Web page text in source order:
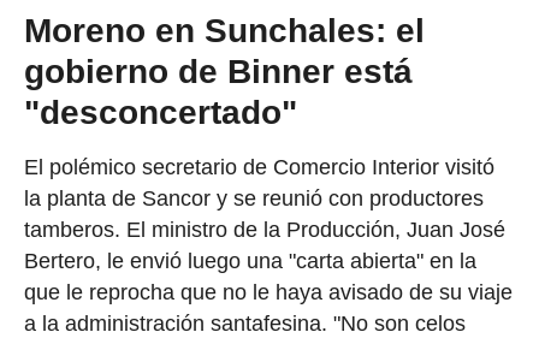
Moreno en Sunchales: el
gobierno de Binner está
"desconcertado"
El polémico secretario de Comercio Interior visitó
la planta de Sancor y se reunió con productores
tamberos. El ministro de la Producción, Juan José
Bertero, le envió luego una "carta abierta" en la
que le reprocha que no le haya avisado de su viaje
a la administración santafesina. "No son celos